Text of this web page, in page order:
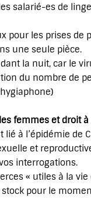
salarié-es de
pour les prises
une seule pièce.
la nuit, car le
du nombre de
femmes et droit
à l’épidémie
et
interrogations.
« utiles à la
pour le